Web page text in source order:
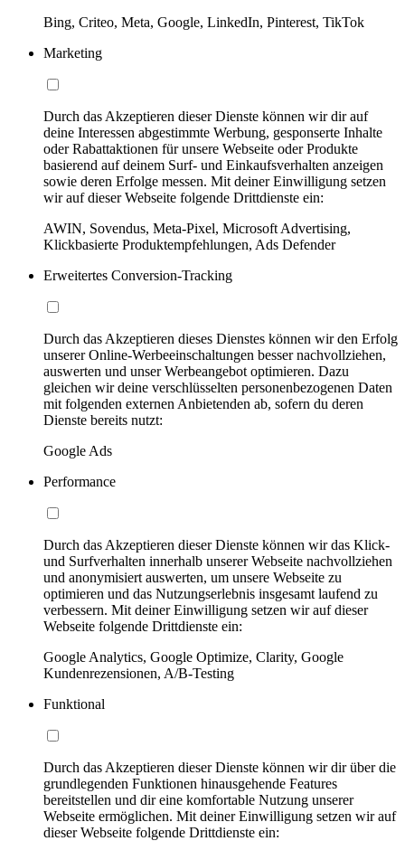
Bing, Criteo, Meta, Google, LinkedIn, Pinterest, TikTok
Marketing
Durch das Akzeptieren dieser Dienste können wir dir auf
deine Interessen abgestimmte Werbung, gesponserte Inhalte
oder Rabattaktionen für unsere Webseite oder Produkte
basierend auf deinem Surf- und Einkaufsverhalten anzeigen
sowie deren Erfolge messen. Mit deiner Einwilligung setzen
wir auf dieser Webseite folgende Drittdienste ein:
AWIN, Sovendus, Meta-Pixel, Microsoft Advertising,
Klickbasierte Produktempfehlungen, Ads Defender
Erweitertes Conversion-Tracking
Durch das Akzeptieren dieses Dienstes können wir den Erfolg
unserer Online-Werbeeinschaltungen besser nachvollziehen,
auswerten und unser Werbeangebot optimieren. Dazu
gleichen wir deine verschlüsselten personenbezogenen Daten
mit folgenden externen Anbietenden ab, sofern du deren
Dienste bereits nutzt:
Google Ads
Performance
Durch das Akzeptieren dieser Dienste können wir das Klick-
und Surfverhalten innerhalb unserer Webseite nachvollziehen
und anonymisiert auswerten, um unsere Webseite zu
optimieren und das Nutzungserlebnis insgesamt laufend zu
verbessern. Mit deiner Einwilligung setzen wir auf dieser
Webseite folgende Drittdienste ein:
Google Analytics, Google Optimize, Clarity, Google
Kundenrezensionen, A/B-Testing
Funktional
Durch das Akzeptieren dieser Dienste können wir dir über die
grundlegenden Funktionen hinausgehende Features
bereitstellen und dir eine komfortable Nutzung unserer
Webseite ermöglichen. Mit deiner Einwilligung setzen wir auf
dieser Webseite folgende Drittdienste ein: